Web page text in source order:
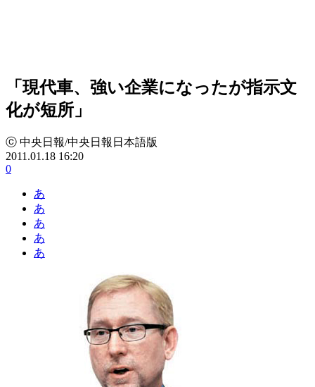
「現代車、強い企業になったが指示文
化が短所」
ⓒ 中央日報/中央日報日本語版
2011.01.18 16:20
0
あ
あ
あ
あ
あ